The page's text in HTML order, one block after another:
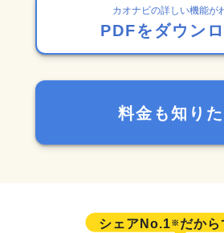
カオナビの詳しい機能が
PDFをダウン
料金も知り
シェアNo.1※ だか